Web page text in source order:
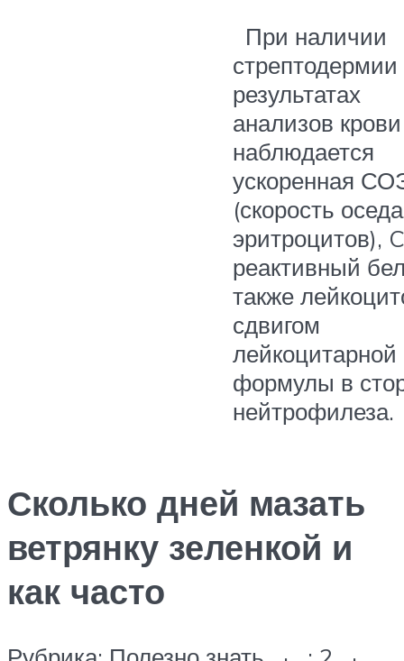
При наличии
стрептодермии
результатах
анализов крови
наблюдается
ускоренная
(скорость
эритроцитов),
реактивный
также
сдвигом
лейкоцитарной
формулы в
нейтрофилеза.
Сколько дней мазать
ветрянку зеленкой и
как часто